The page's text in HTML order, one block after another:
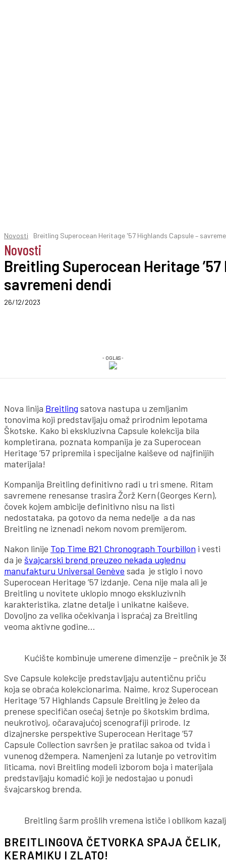
Novosti Breitling Superocean Heritage '57 Highlands Capsule –
Novosti
Breitling Superocean Heritage
savremeni dendi
26/12/2023
- OGLAS -
Nova linija Breitling satova nastupa u zemljanim
tonovima koji predstavljaju omaž prirodnim lepotama
Škotske. Kako bi ekskluzivna Capsule kolekcija bila
kompletirana, poznata kompanija je za Superocean
Heritage ’57 pripremila i specijalne kaiševe od najfinijih
materijala!
Kompanija Breitling definitivno radi u tri smene. Ritam
savremene renesanse trasira Žorž Kern (Georges Kern),
čovek kojem ambicije definitivno nisu na listi
nedostataka, pa gotovo da nema nedelje a da nas
Breitling ne iznenadi nekom novom premijerom.
Nakon linije Top Time B21 Chronograph Tourbillon i vesti
da je švajcarski brend preuzeo nekada uglednu
manufakturu Universal Genève sada je stiglo i novo
Superocean Heritage ’57 izdanje. Cena nije mala ali je
Breitling u novitete uklopio mnogo ekskluzivnih
karakteristika, zlatne detalje i unikatne kaiševe.
Dovoljno za velika očekivanja i ispraćaj za Breitling
veoma aktivne godine…
Kućište kombinuje umerene dimenzije – prečnik je
Sve Capsule kolekcije predstavljaju autentičnu priču
koja se obraća kolekcionarima. Naime, kroz Superocean
Heritage ’57 Highlands Capsule Breitling je želeo da
prenese specifičan osećaj šetnje po škotskim brdima,
neukrotivoj, očaravajućoj scenografiji prirode. Iz
dizajnerske perspektive Superocean Heritage ’57
Capsule Collection savršen je pratilac sakoa od tvida i
vunenog džempera. Namenjeni za lutanje po vetrovitim
liticama, novi Breitling modeli izborom boja i materijala
predstavljaju komadić koji je nedostajao u ponudi
švajcarskog brenda.
Breitling šarm prošlih vremena ističe i oblikom
BREITLINGOVA ČETVORKA SPAJA ČELIK,
KERAMIKU I ZLATO!